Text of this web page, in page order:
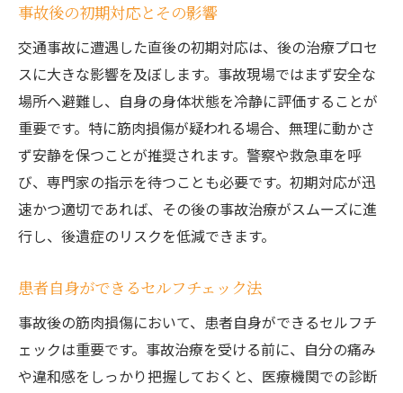
美沢整骨院の治療方針
患者に合わせた治療プランの作成
治療とリハビリの統合アプローチ
最新の治療技術の導入
患者のフィードバックを基にした改善策
安心して治療を受けるためのサポート体制
事故治療を通じて筋肉損傷からの早期回復を実
現する方法
事故治療における総合的アプローチ
治療とリハビリのバランス
心身の健康を考慮した治療法
患者の積極的な参加の奨励
事故後の初期対応とその影響
交通事故に遭遇した直後の初期対応は、後の治療プロセ
スに大きな影響を及ぼします。事故現場ではまず安全な
場所へ避難し、自身の身体状態を冷静に評価することが
重要です。特に筋肉損傷が疑われる場合、無理に動かさ
ず安静を保つことが推奨されます。警察や救急車を呼
び、専門家の指示を待つことも必要です。初期対応が迅
速かつ適切であれば、その後の事故治療がスムーズに進
行し、後遺症のリスクを低減できます。
患者自身ができるセルフチェック法
事故後の筋肉損傷において、患者自身ができるセルフチ
ェックは重要です。事故治療を受ける前に、自分の痛み
や違和感をしっかり把握しておくと、医療機関での診断